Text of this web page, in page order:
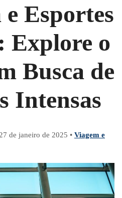
Esportes
Explore o
Busca de
Intensas
de janeiro de 2025 • Viagem e